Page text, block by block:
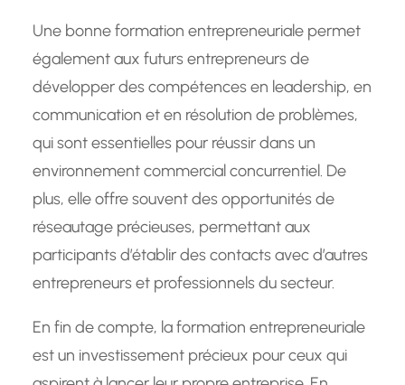
Une bonne formation entrepreneuriale permet
également aux futurs entrepreneurs de
développer des compétences en leadership, en
communication et en résolution de problèmes,
qui sont essentielles pour réussir dans un
environnement commercial concurrentiel. De
plus, elle offre souvent des opportunités de
réseautage précieuses, permettant aux
participants d’établir des contacts avec d’autres
entrepreneurs et professionnels du secteur.
En fin de compte, la formation entrepreneuriale
est un investissement précieux pour ceux qui